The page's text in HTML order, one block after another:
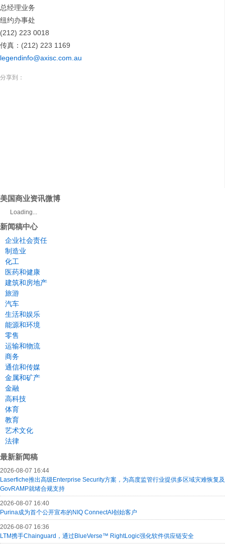
总经理业务
纽约办事处
(212) 223 0018
传真：(212) 223 1169
legendinfo@axisc.com.au
分享到：
美国商业资讯微博
Loading...
新闻稿中心
企业社会责任
制造业
化工
医药和健康
建筑和房地产
旅游
汽车
生活和娱乐
能源和环境
零售
运输和物流
商务
通信和传媒
金属和矿产
金融
高科技
体育
教育
艺术文化
法律
最新新闻稿
2026-08-07 16:44
Laserfiche推出高级Enterprise Security方案，为高度监管行业提供多区域灾难恢复及
GovRAMP就绪合规支持
2026-08-07 16:40
Purina成为首个公开宣布的NIQ ConnectAI创始客户
2026-08-07 16:36
LTM携手Chainguard，通过BlueVerse™ RightLogic强化软件供应链安全